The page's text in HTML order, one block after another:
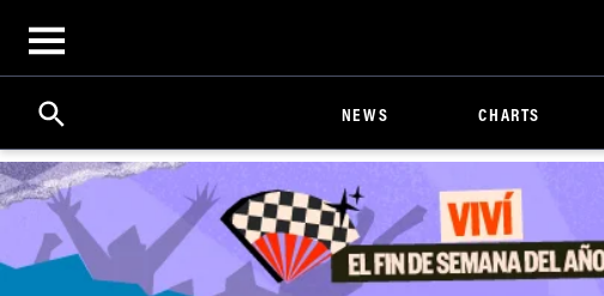
Open
menu
Search
Click
Expand
Search
Input
NEWS CHARTS